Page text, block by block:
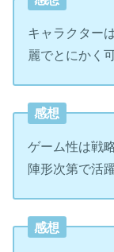
キャラクター
麗でとにかく
感想
ゲーム性は戦
陣形次第で活
感想